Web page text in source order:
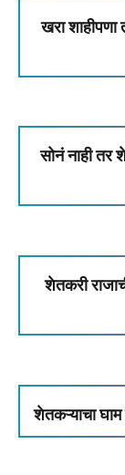
खरा शाहीपणा
सोनं नाही तर
शेतकरी
शेतकऱ्याचा घाम